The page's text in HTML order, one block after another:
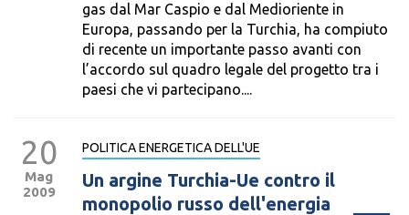
gas dal Mar Caspio e dal Medioriente in
Europa, passando per la Turchia, ha compiuto
di recente un importante passo avanti con
l’accordo sul quadro legale del progetto tra i
paesi che vi partecipano....
20
Mag
2009
POLITICA ENERGETICA DELL'UE
Un argine Turchia-Ue contro il
monopolio russo dell'energia